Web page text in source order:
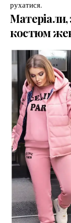
рухатися.
костюм